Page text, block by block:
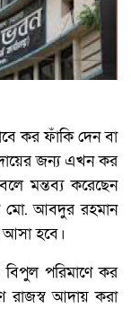
কর ফাঁকি দেন বা
জন্য এখন কর
বলে মন্তব্য করেছেন
মো. আবদুর রহমান
আসা হবে।
পরিমাণে কর
রাজস্ব আদায় করা